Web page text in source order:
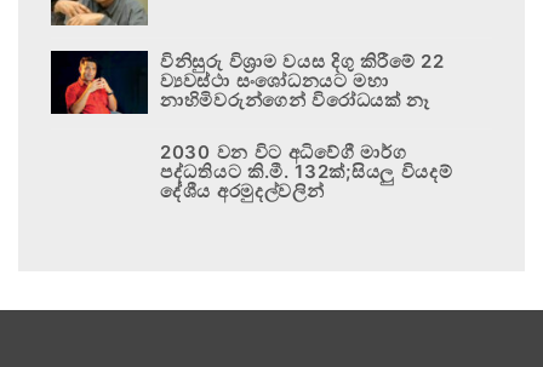
විනිසුරු විශ්‍රාම වයස දිගු කිරීමේ 22
ව්‍යවස්ථා සංශෝධනයට මහා
නාහිමිවරුන්ගෙන් විරෝධයක් නෑ
2030 වන විට අධිවේගී මාර්ග
පද්ධතියට කි.මී. 132ක්;සියලු වියදම්
දේශීය අරමුදල්වලින්